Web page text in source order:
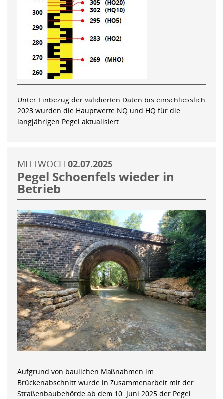
Unter Einbezug der validierten Daten bis einschliesslich
2023 wurden die Hauptwerte NQ und HQ für die
langjährigen Pegel aktualisiert.
MITTWOCH 02.07.2025
Pegel Schoenfels wieder in
Betrieb
Aufgrund von baulichen Maßnahmen im
Brückenabschnitt wurde in Zusammenarbeit mit der
Straßenbaubehörde ab dem 10. Juni 2025 der Pegel